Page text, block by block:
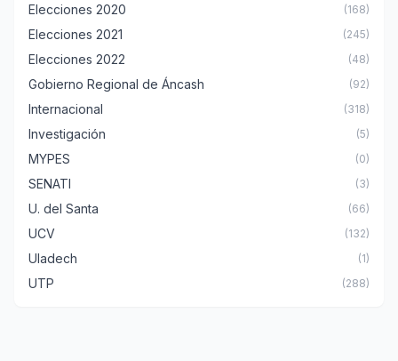
Elecciones 2020 (168)
Elecciones 2021 (245)
Elecciones 2022 (48)
Gobierno Regional de Áncash (92)
Internacional (318)
Investigación (5)
MYPES (0)
SENATI (3)
U. del Santa (66)
UCV (132)
Uladech (1)
UTP (288)